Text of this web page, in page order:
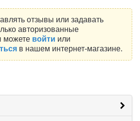
отзывы или задавать
авторизованные
можете войти или
в нашем интернет-магазине.